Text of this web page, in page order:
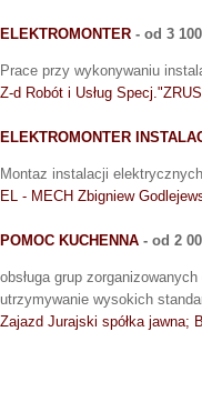
ELEKTROMONTER - od 3
Prace przy wykonywaniu
Z-d Robót i Usług
ELEKTROMONTER
Montaz instalacji
EL - MECH Zbigniew
POMOC KUCHENNA - od 2
obsługa grup
utrzymywanie wysokich
Zajazd Jurajski spółka jawna;